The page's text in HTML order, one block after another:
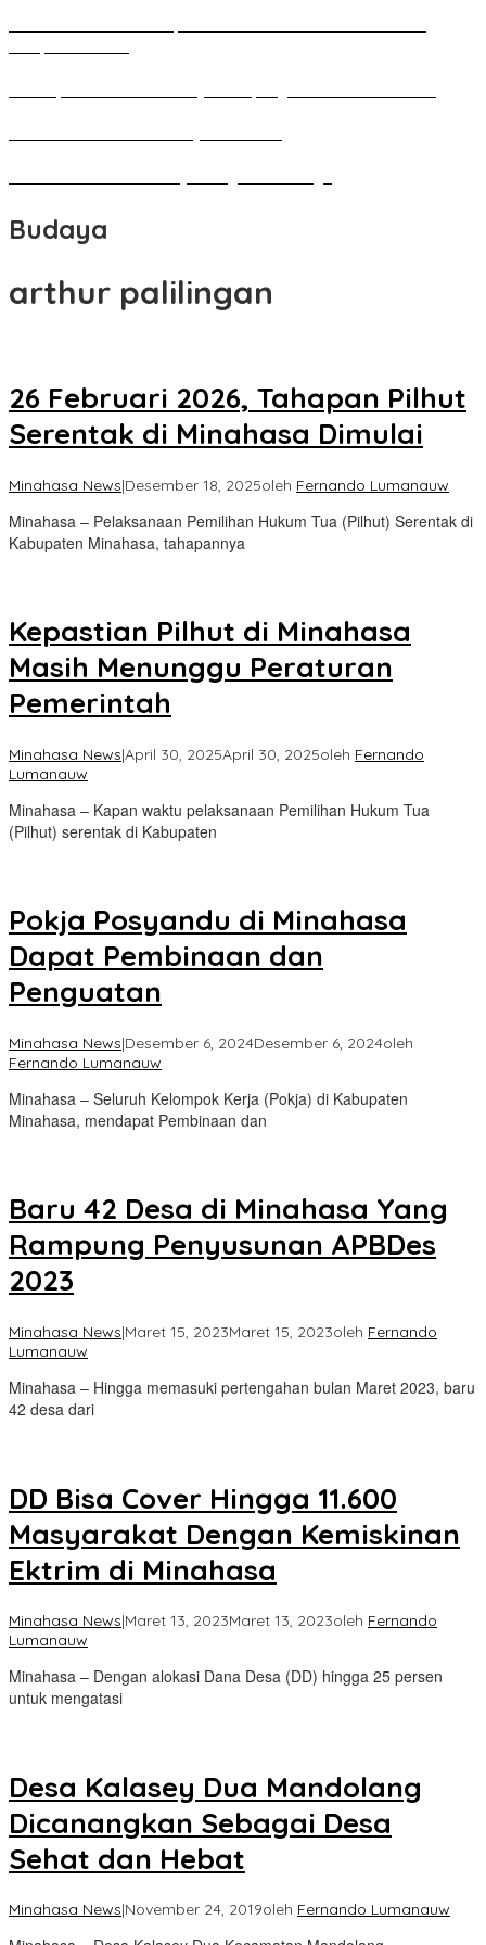
Budaya
arthur palilingan
26 Februari 2026, Tahapan Pilhut
Serentak di Minahasa Dimulai
Minahasa News|Desember 18, 2025oleh Fernando Lumanauw
Minahasa – Pelaksanaan Pemilihan Hukum Tua (Pilhut) Serentak di
Kabupaten Minahasa, tahapannya
Kepastian Pilhut di Minahasa
Masih Menunggu Peraturan
Pemerintah
Minahasa News|April 30, 2025April 30, 2025oleh Fernando
Lumanauw
Minahasa – Kapan waktu pelaksanaan Pemilihan Hukum Tua
(Pilhut) serentak di Kabupaten
Pokja Posyandu di Minahasa
Dapat Pembinaan dan
Penguatan
Minahasa News|Desember 6, 2024Desember 6, 2024oleh
Fernando Lumanauw
Minahasa – Seluruh Kelompok Kerja (Pokja) di Kabupaten
Minahasa, mendapat Pembinaan dan
Baru 42 Desa di Minahasa Yang
Rampung Penyusunan APBDes
2023
Minahasa News|Maret 15, 2023Maret 15, 2023oleh Fernando
Lumanauw
Minahasa – Hingga memasuki pertengahan bulan Maret 2023, baru
42 desa dari
DD Bisa Cover Hingga 11.600
Masyarakat Dengan Kemiskinan
Ektrim di Minahasa
Minahasa News|Maret 13, 2023Maret 13, 2023oleh Fernando
Lumanauw
Minahasa – Dengan alokasi Dana Desa (DD) hingga 25 persen
untuk mengatasi
Desa Kalasey Dua Mandolang
Dicanangkan Sebagai Desa
Sehat dan Hebat
Minahasa News|November 24, 2019oleh Fernando Lumanauw